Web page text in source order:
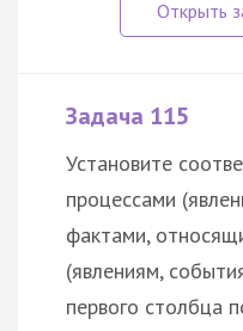
Задача 115
Установите
процессами
фактами,
(явлениям,
первого столбца